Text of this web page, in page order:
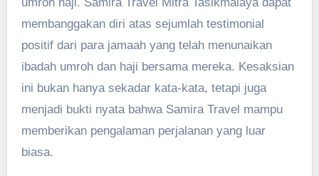
membanggakan diri atas sejumlah testimonial
positif dari para jamaah yang telah menunaikan
ibadah umroh dan haji bersama mereka. Kesaksian
ini bukan hanya sekadar kata-kata, tetapi juga
menjadi bukti nyata bahwa Samira Travel mampu
memberikan pengalaman perjalanan yang luar
biasa.